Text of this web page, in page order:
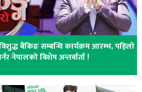
बैंकिङ सम्बन्धि कार्यक्रम आरम्भ, पहिलो
नेपालको विशेष अन्तर्वार्ता !